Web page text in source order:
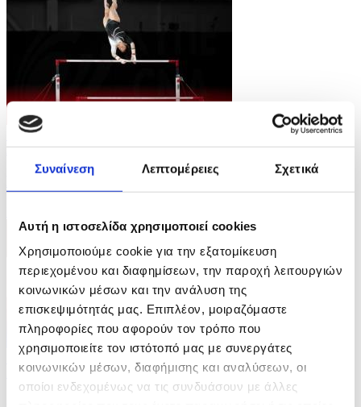
Συναίνεση Λεπτομέρειες Σχετικά
Αυτή η ιστοσελίδα χρησιμοποιεί cookies
Χρησιμοποιούμε cookie για την εξατομίκευση
περιεχομένου και διαφημίσεων, την παροχή λειτουργιών
κοινωνικών μέσων και την ανάλυση της
επισκεψιμότητάς μας. Επιπλέον, μοιραζόμαστε
πληροφορίες που αφορούν τον τρόπο που
χρησιμοποιείτε τον ιστότοπό μας με συνεργάτες
κοινωνικών μέσων, διαφήμισης και αναλύσεων, οι
οποίοι ενδεχομένως να τις συνδυάσουν με άλλες
5 Φωτογραφίες
27/07/2026 09:24
Κοινοπολιτειακοί Αγώνες στη Γλασκώβη
14 Φωτογραφίες
26/07/2026 13:21